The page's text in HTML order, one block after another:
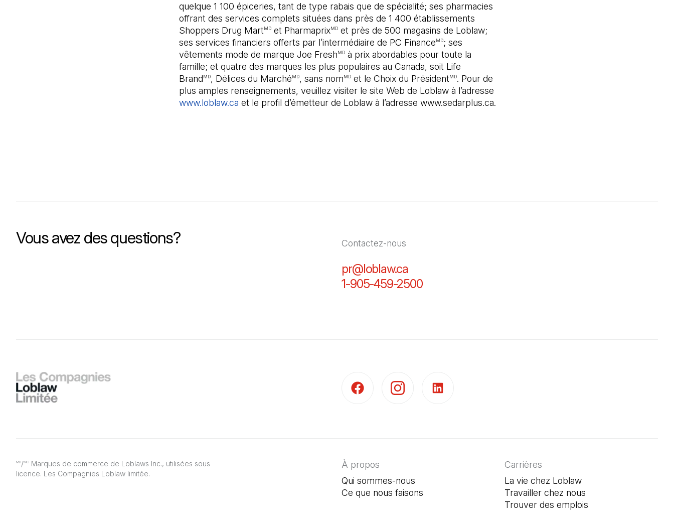
quelque 1 100 épiceries, tant de type rabais que de spécialité; ses pharmacies
offrant des services complets situées dans près de 1 400 établissements
Shoppers Drug MartMDet PharmaprixMDet près de 500 magasins de Loblaw;
ses services financiers offerts par l’intermédiaire de PC FinanceMD; ses
vêtements mode de marque Joe FreshMDà prix abordables pour toute la
famille; et quatre des marques les plus populaires au Canada, soit Life
BrandMD, Délices du MarchéMD, sans nomMDet le Choix du PrésidentMD. Pour de
plus amples renseignements, veuillez visiter le site Web de Loblaw à l’adresse
www.loblaw.ca et le profil d’émetteur de Loblaw à l’adresse www.sedarplus.ca.
Vous avez des questions? Contactez-nous
pr@loblaw.ca
1-905-459-2500(Il s'ouvre dans un nouvel onglet)
MD/MC Marques de commerce de Loblaws Inc., utilisées sous
licence. Les Compagnies Loblaw limitée.
À propos
Qui sommes-nous
Ce que nous faisons
Carrières
La vie chez Loblaw
Travailler chez nous
Trouver des emplois